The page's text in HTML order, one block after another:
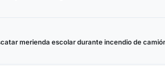
merienda escolar durante incendio de